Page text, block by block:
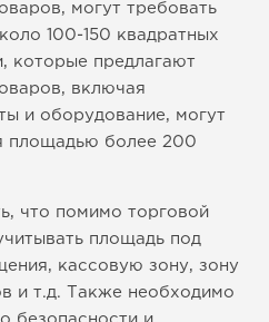
могут требовать
100-150 квадратных
которые предлагают
включая
и оборудование, могут
площадью более 200
что помимо торговой
площадь под
кассовую зону, зону
и т.д. Также необходимо